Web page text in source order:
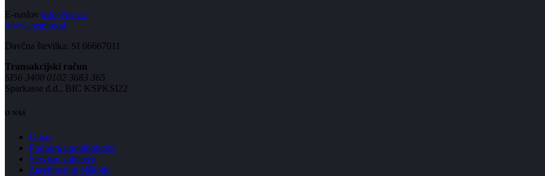
E-naslov info@cgs.si
www.cgsplus.si
Davčna številka: SI 66667011
Transakcijski račun
SI56 3400 0102 3683 365
Sparkasse d.d., BIC KSPKSI22
O NAS
O nas
Podpora uporabnikom
Servisni zahtevek
Zasebnost in piškotki